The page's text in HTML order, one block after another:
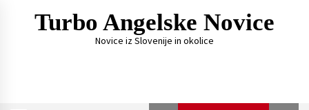
Turbo Angelske Novice
Novice iz Slovenije in okolice